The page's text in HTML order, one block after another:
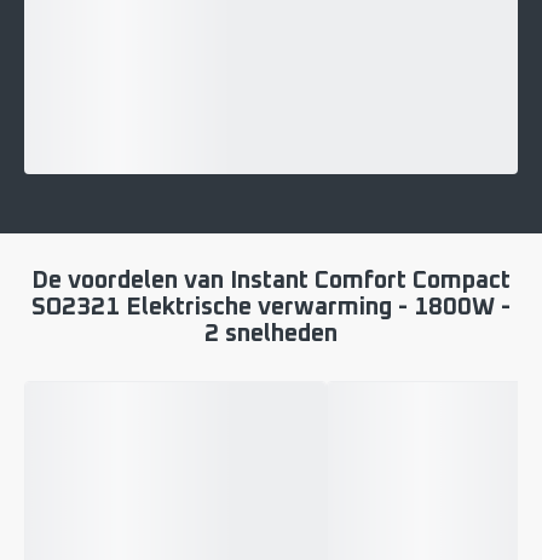
De voordelen van Instant Comfort Compact
SO2321 Elektrische verwarming - 1800W -
2 snelheden